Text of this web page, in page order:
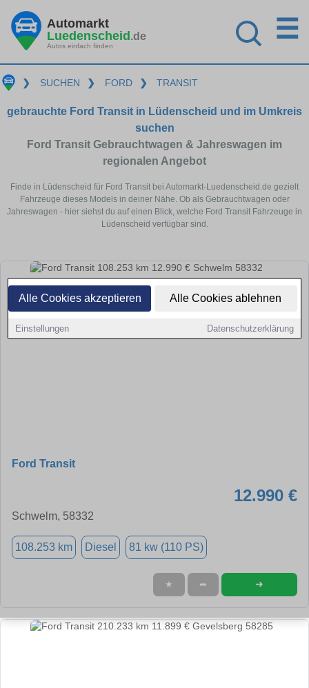
Alle Cookies akzeptieren Alle Cookies ablehnen
Einstellungen Datenschutzerklärung
Automarkt
Luedenscheid.de
Autos einfach finden
☰
❯ SUCHEN ❯ FORD ❯ TRANSIT
gebrauchte Ford Transit in Lüdenscheid und im Umkreis
suchen
Ford Transit Gebrauchtwagen & Jahreswagen im
regionalen Angebot
Finde in Lüdenscheid für Ford Transit bei Automarkt-Luedenscheid.de gezielt
Fahrzeuge dieses Models in deiner Nähe. Ob als Gebrauchtwagen oder
Jahreswagen - hier siehst du auf einen Blick, welche Ford Transit Fahrzeuge in
Lüdenscheid verfügbar sind.
Ford Transit
12.990 €
Schwelm, 58332
108.253 km Diesel 81 kw (110 PS)
★ ➦ ➜